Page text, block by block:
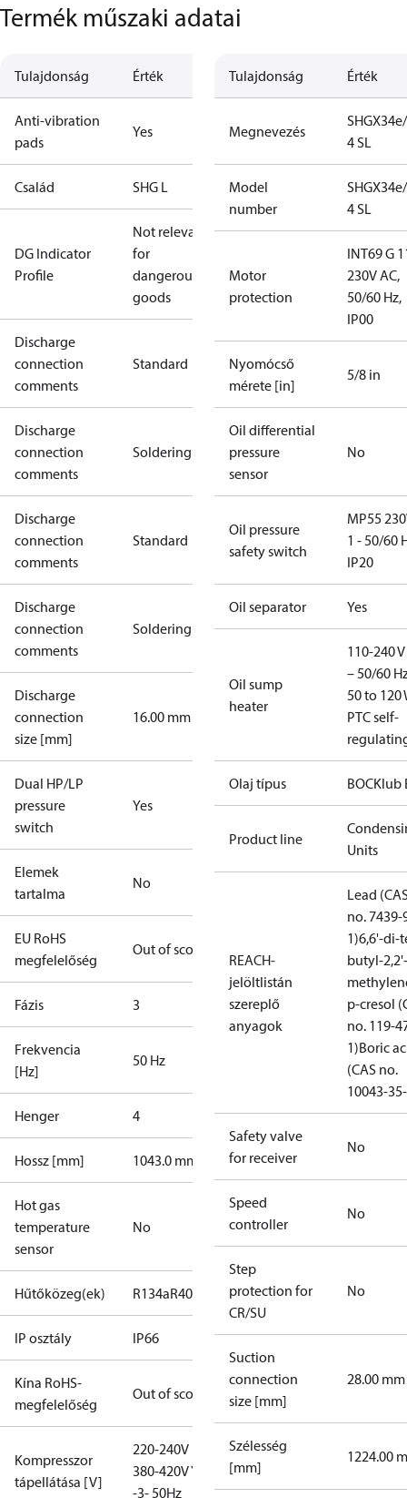
Termék műszaki adatai
Tulajdonság Érték
Anti-vibration
pads
Yes
Család SHG L
DG Indicator
Profile
Not relevant
for
dangerous
goods
Discharge
connection
comments
Standard
Discharge
connection
comments
Soldering
Discharge
connection
comments
Standard
Discharge
connection
comments
Soldering
Discharge
connection
size [mm]
16.00 mm
Dual HP/LP
pressure
switch
Yes
Elemek
tartalma
No
EU RoHS
megfelelőség
Out of scope
Fázis 3
Frekvencia
[Hz]
50 Hz
Henger 4
Hossz [mm] 1043.0 mm
Hot gas
temperature
sensor
No
Hűtőközeg(ek) R134aR404A R407AR407CR407F R448AR449A
IP osztály IP66
Kína RoHS-
megfelelőség
Out of scope
Kompresszor
tápellátása [V]
220-240V D /
380-420V Y
-3- 50Hz
Tulajdonság Érték
Megnevezés
4 SL
Model
number
4 SL
Motor
protection
INT69 G
230V AC,
50/60 Hz,
IP00
Nyomócső
mérete [in]
5/8 in
Oil differential
pressure
sensor
No
Oil pressure
safety switch
MP55
1 - 50/60
IP20
Oil separator Yes
Oil sump
heater
110-240
– 50/60
50 to 120
PTC self-
Olaj típus BOCKlub
Product line
Units
REACH-
jelöltlistán
szereplő
anyagok
Lead
no. 7439-
1)6,6'-di-
butyl-2,2'-
p-cresol
no. 119-
1)Boric
(CAS no.
10043-
Safety valve
for receiver
No
Speed
controller
No
Step
protection for
CR/SU
No
Suction
connection
size [mm]
28.00 mm
Szélesség
[mm]
1224.00